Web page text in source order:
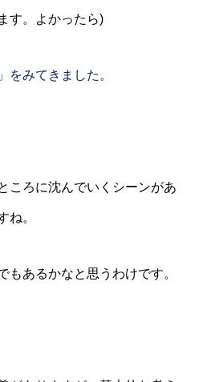
す。よかったら)
をみてきました。
ころに沈んでいくシーンがあ
ね。
もあるかなと思うわけです。